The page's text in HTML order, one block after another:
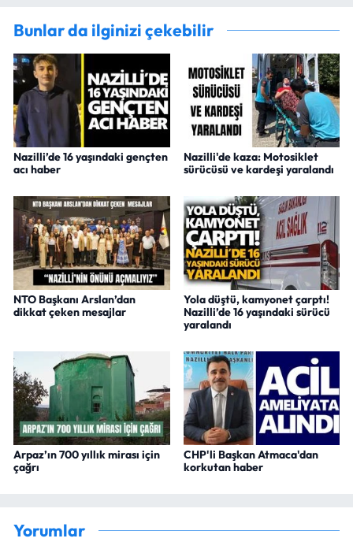
Bunlar da ilginizi çekebilir
Nazilli’de 16 yaşındaki gençten
acı haber
Nazilli'de kaza: Motosiklet
sürücüsü ve kardeşi yaralandı
NTO Başkanı Arslan’dan
dikkat çeken mesajlar
Yola düştü, kamyonet çarptı!
Nazilli’de 16 yaşındaki sürücü
yaralandı
Arpaz’ın 700 yıllık mirası için
çağrı
CHP'li Başkan Atmaca'dan
korkutan haber
Yorumlar